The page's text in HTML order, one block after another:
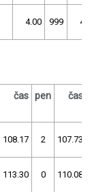
4.00 999
čas pen čas
108.17 2 107.73
113.30 0 110.08